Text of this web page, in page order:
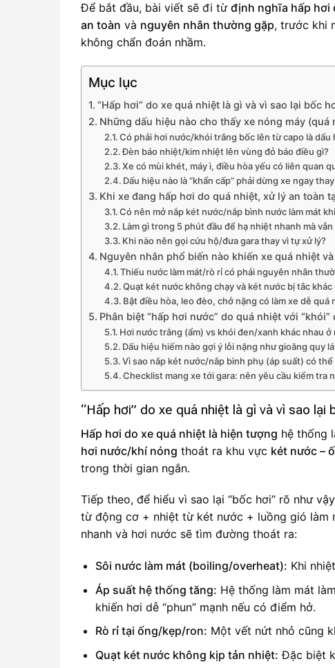
Để bắt đầu, bài viết sẽ đi từ định nghĩa hấp hơi
an toàn và nguyên nhân thường gặp, trước khi
không chẩn đoán nhầm.
Mục lục
“Hấp hơi” do xe quá nhiệt là gì và vì sao lại bốc
Những dấu hiệu nào cho thấy xe nóng máy (quá
Có phải hơi nước/khói trắng bốc lên từ capo là dấu
Đèn báo nhiệt/kim nhiệt lên vùng đỏ báo điều gì?
Xe có mùi khét, máy ì, điều hòa yếu có liên quan
Dấu hiệu nào là “khẩn cấp” phải dừng xe ngay
Khi xe đang hấp hơi do quá nhiệt, xử lý an toàn
Có nên mở nắp két nước/nắp bình nước làm mát
Làm gì trong 5 phút đầu để hạ nhiệt nhanh mà vẫn
Khi nào nên gọi cứu hộ/đưa gara thay vì tự xử lý?
Nguyên nhân phổ biến nào khiến xe quá nhiệt
Thiếu nước làm mát/rò rỉ có phải nguyên nhân
Quạt két nước không chạy và két nước bị tắc
Bật điều hòa, leo đèo, chở nặng có làm xe dễ quá
Phân biệt “hấp hơi nước” do quá nhiệt với
Hơi nước trắng (ẩm) vs khói đen/xanh khác nhau ở
Dấu hiệu hiếm nào gợi ý lỗi nặng như gioăng quy
Vì sao nắp két nước/nắp bình phụ (áp suất) có thể
Checklist mang xe tới gara: nên yêu cầu kiểm tra
“Hấp hơi” do xe quá nhiệt là gì và vì sao
Hấp hơi do xe quá nhiệt là hiện tượng hệ thống
hơi nước/khí nóng thoát ra khu vực két nước –
trong thời gian ngắn.
Tiếp theo, để hiểu vì sao lại “bốc hơi” rõ như
từ động cơ + nhiệt từ két nước + luồng gió làm
nhanh và hơi nước sẽ tìm đường thoát ra:
Sôi nước làm mát (boiling/overheat): Khi
Áp suất hệ thống tăng: Hệ thống làm mát
khiến hơi dễ “phun” mạnh nếu có điểm hở.
Rò rỉ tại ống/kẹp/ron: Một vết nứt nhỏ cũng
Quạt két nước không kịp tản nhiệt: Đặc biệt